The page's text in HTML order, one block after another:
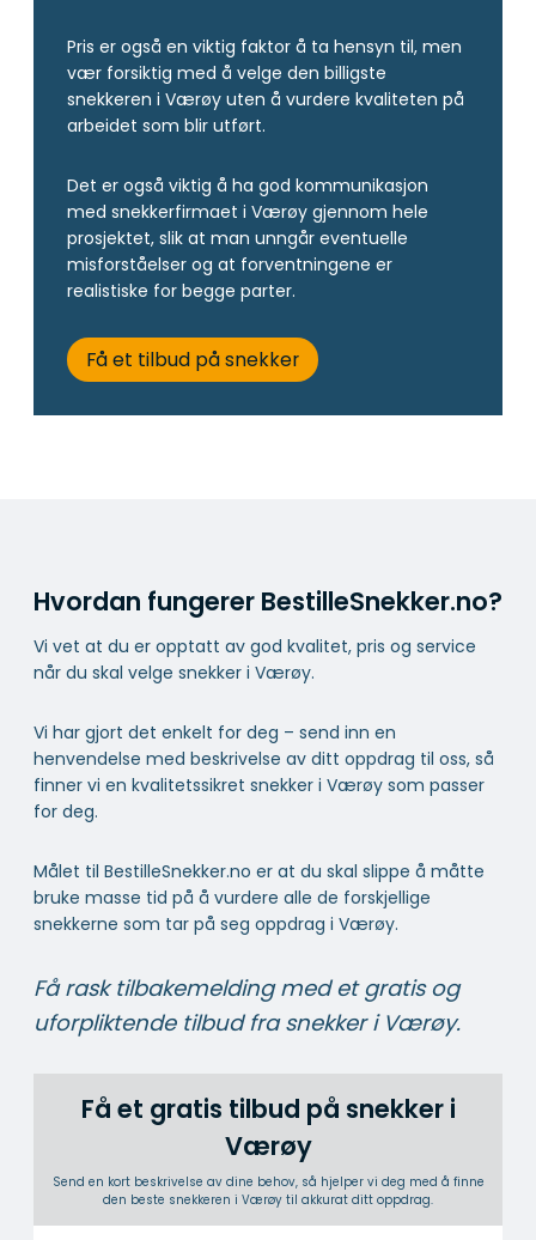
Pris er også en viktig faktor å ta hensyn til, men
vær forsiktig med å velge den billigste
snekkeren i Værøy uten å vurdere kvaliteten på
arbeidet som blir utført.
Det er også viktig å ha god kommunikasjon
med snekkerfirmaet i Værøy gjennom hele
prosjektet, slik at man unngår eventuelle
misforståelser og at forventningene er
realistiske for begge parter.
Få et tilbud på snekker
Hvordan fungerer BestilleSnekker.no?
Vi vet at du er opptatt av god kvalitet, pris og service
når du skal velge snekker i Værøy.
Vi har gjort det enkelt for deg – send inn en
henvendelse med beskrivelse av ditt oppdrag til oss, så
finner vi en kvalitetssikret snekker i Værøy som passer
for deg.
Målet til BestilleSnekker.no er at du skal slippe å måtte
bruke masse tid på å vurdere alle de forskjellige
snekkerne som tar på seg oppdrag i Værøy.
Få rask tilbakemelding med et gratis og
uforpliktende tilbud fra snekker i Værøy.
Få et gratis tilbud på snekker i
Værøy
Send en kort beskrivelse av dine behov, så hjelper vi deg med å finne
den beste snekkeren i Værøy til akkurat ditt oppdrag.